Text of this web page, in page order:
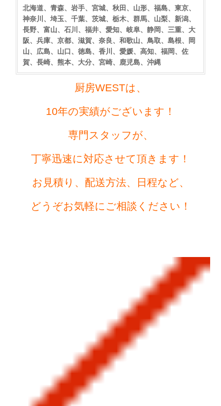
北海道、青森、岩手、宮城、秋田、山形、福島、東京、
神奈川、埼玉、千葉、茨城、栃木、群馬、山梨、新潟、
長野、富山、石川、福井、愛知、岐阜、静岡、三重、大
阪、兵庫、京都、滋賀、奈良、和歌山、鳥取、島根、岡
山、広島、山口、徳島、香川、愛媛、高知、福岡、佐
賀、長崎、熊本、大分、宮崎、鹿児島、沖縄
厨房WESTは、
10年の実績がございます！
専門スタッフが、
丁寧迅速に対応させて頂きます！
お見積り、配送方法、日程など、
どうぞお気軽にご相談ください！